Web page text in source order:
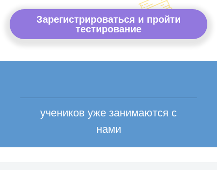
Зарегистрироваться и пройти
тестирование
учеников уже занимаются с
нами